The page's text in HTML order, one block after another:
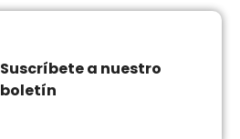
Suscríbete a nuestro
boletín